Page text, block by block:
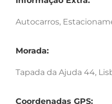
Autocarros,
Morada:
Tapada da Ajuda 44,
Coordenadas GPS: